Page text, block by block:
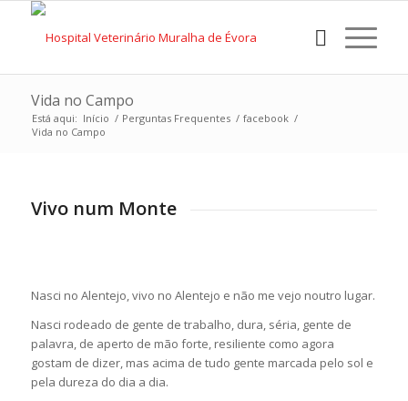
Vida no Campo
Está aqui: Início / Perguntas Frequentes / facebook /
Vida no Campo
Vivo num Monte
Nasci no Alentejo, vivo no Alentejo e não me vejo noutro lugar.
Nasci rodeado de gente de trabalho, dura, séria, gente de
palavra, de aperto de mão forte, resiliente como agora
gostam de dizer, mas acima de tudo gente marcada pelo sol e
pela dureza do dia a dia.